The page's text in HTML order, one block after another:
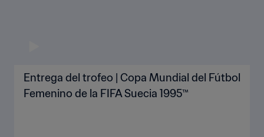
Entrega del trofeo | Copa Mundial del Fútbol
Femenino de la FIFA Suecia 1995™